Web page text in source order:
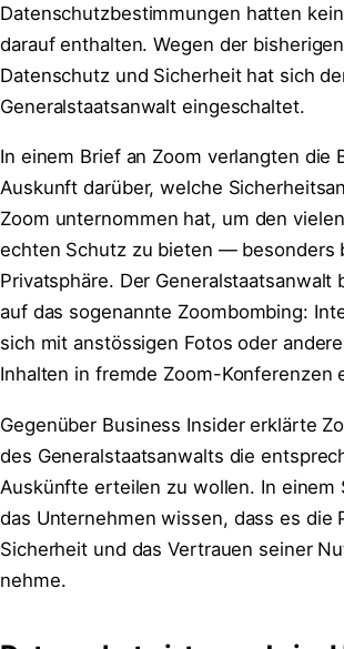
Datenschutzbestimmungen hatten
darauf enthalten. Wegen der
Datenschutz und Sicherheit hat sich
Generalstaatsanwalt eingeschaltet.
In einem Brief an Zoom verlangten die
Auskunft darüber, welche
Zoom unternommen hat, um den
echten Schutz zu bieten — besonders
Privatsphäre. Der Generalstaatsanwalt
auf das sogenannte Zoombombing:
sich mit anstössigen Fotos oder
Inhalten in fremde Zoom-Konferenzen
Gegenüber Business Insider erklärte
des Generalstaatsanwalts die
Auskünfte erteilen zu wollen. In einem
das Unternehmen wissen, dass es die
Sicherheit und das Vertrauen seiner
nehme.